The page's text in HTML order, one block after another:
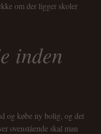
om der ligger skoler
inden
og købe ny bolig, og det
ovenstående skal man